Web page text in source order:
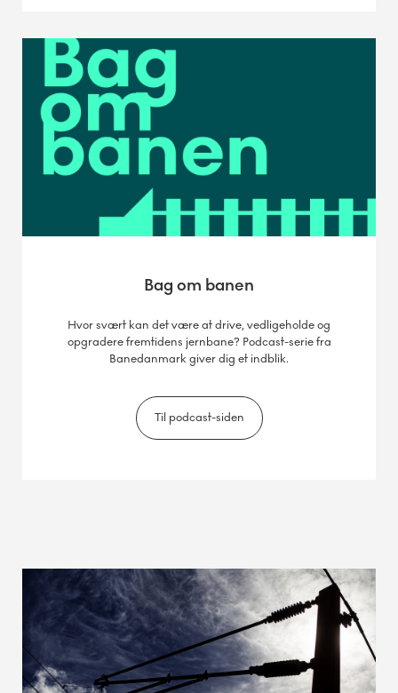
Bag om banen
Hvor svært kan det være at drive, vedligeholde og
opgradere fremtidens jernbane? Podcast-serie fra
Banedanmark giver dig et indblik.
Til podcast-siden